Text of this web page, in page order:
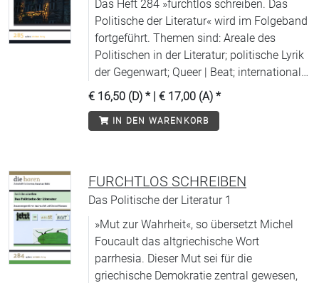
Das Heft 284 »furchtlos schreiben. Das
Politische der Literatur« wird im Folgeband
fortgeführt. Themen sind: Areale des
Politischen in der Literatur; politische Lyrik
der Gegenwart; Queer | Beat; internationale
politische Literatur.
€ 16,50 (D) * | € 17,00 (A) *
IN DEN WARENKORB
FURCHTLOS SCHREIBEN
Das Politische der Literatur 1
»Mut zur Wahrheit«, so übersetzt Michel
Foucault das altgriechische Wort
parrhesia. Dieser Mut sei für die
griechische Demokratie zentral gewesen,